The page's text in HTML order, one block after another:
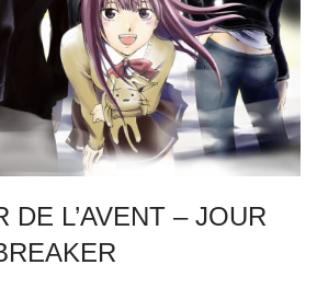
DE L’AVENT – JOUR